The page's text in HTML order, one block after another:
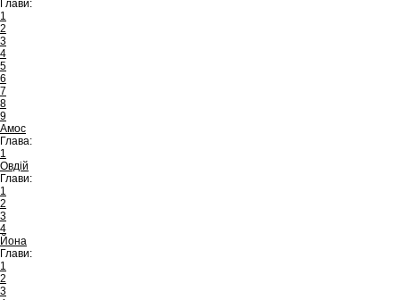
Глави:
1
2
3
4
5
6
7
8
9
Амос
Глава:
1
Овдій
Глави:
1
2
3
4
Йона
Глави:
1
2
3